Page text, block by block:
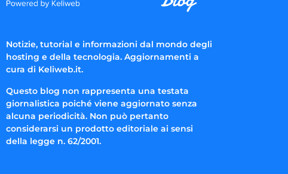
Notizie, tutorial e informazioni dal mondo degli
hosting e della tecnologia. Aggiornamenti a
cura di Keliweb.it.
Questo blog non rappresenta una testata
giornalistica poiché viene aggiornato senza
alcuna periodicità. Non può pertanto
considerarsi un prodotto editoriale ai sensi
della legge n. 62/2001.